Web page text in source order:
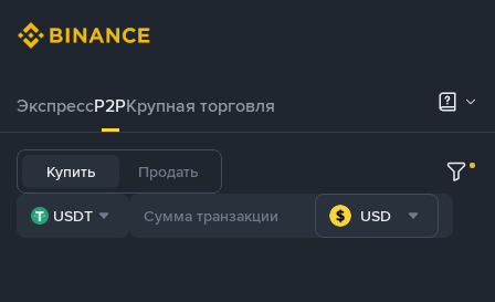
ЭкспрессP2PКрупная торговля
Купить Продать
USDT USD